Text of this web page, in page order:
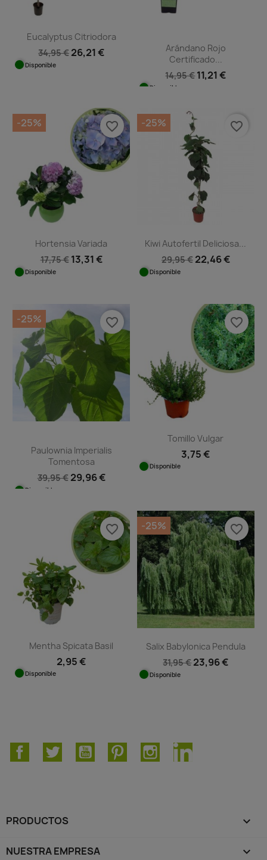
Eucalyptus Citriodora
34,95 € 26,21 €
Disponible
Arándano Rojo
Certificado...
14,95 €11,21 €
Disponible
Hortensia Variada
17,75 € 13,31 €
Disponible
-25% favorite_border
Kiwi Autofertil Deliciosa...
29,95 € 22,46 €
Disponible
-25% favorite_border
Paulownia Imperialis
Tomentosa
39,95 € 29,96 €
Disponible
-25% favorite_border
Tomillo Vulgar
3,75 €
Disponible
favorite_border
Mentha Spicata Basil
2,95 €
Disponible
favorite_border
Salix Babylonica Pendula
31,95 €23,96 €
Disponible
-25% favorite_border
FacebookTwitter YouTube PinterestInstagramLinkedIn
PRODUCTOS 
NUESTRA EMPRESA 